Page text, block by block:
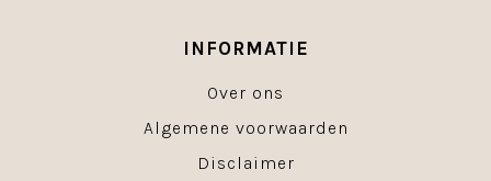
INFORMATIE
Over ons
Algemene voorwaarden
Disclaimer